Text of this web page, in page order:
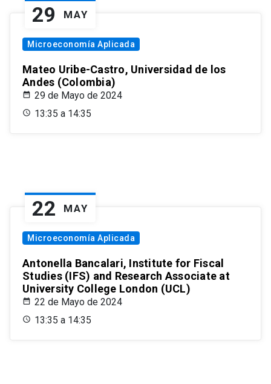
29 MAY
Microeconomía Aplicada
Mateo Uribe-Castro, Universidad de los
Andes (Colombia)
29 de Mayo de 2024
13:35 a 14:35
22 MAY
Microeconomía Aplicada
Antonella Bancalari, Institute for Fiscal
Studies (IFS) and Research Associate at
University College London (UCL)
22 de Mayo de 2024
13:35 a 14:35